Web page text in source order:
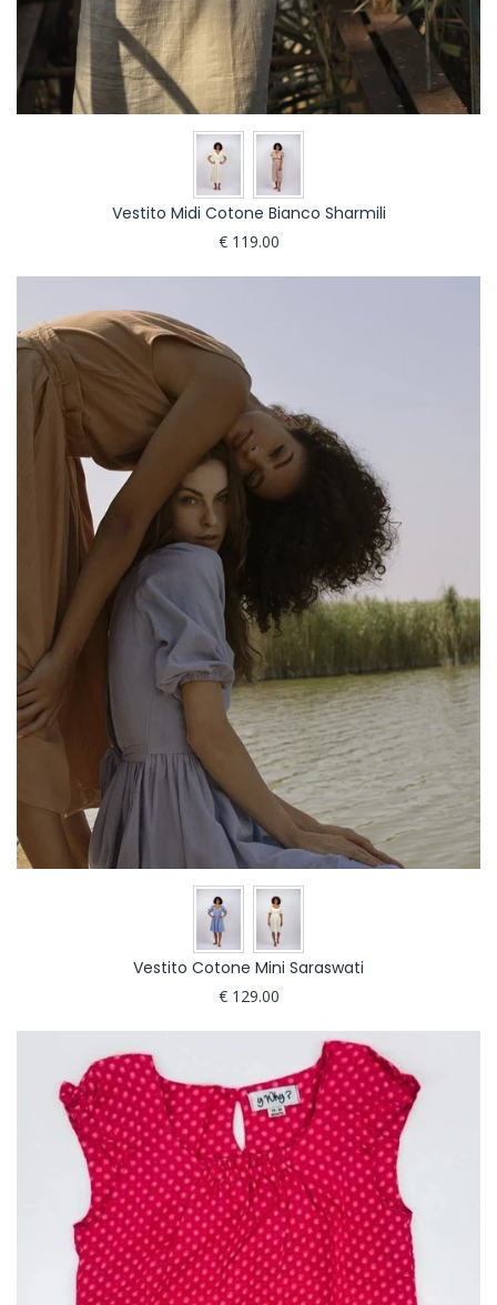
Vestito Midi Cotone Bianco Sharmili
€ 119.00
Vestito Cotone Mini Saraswati
€ 129.00